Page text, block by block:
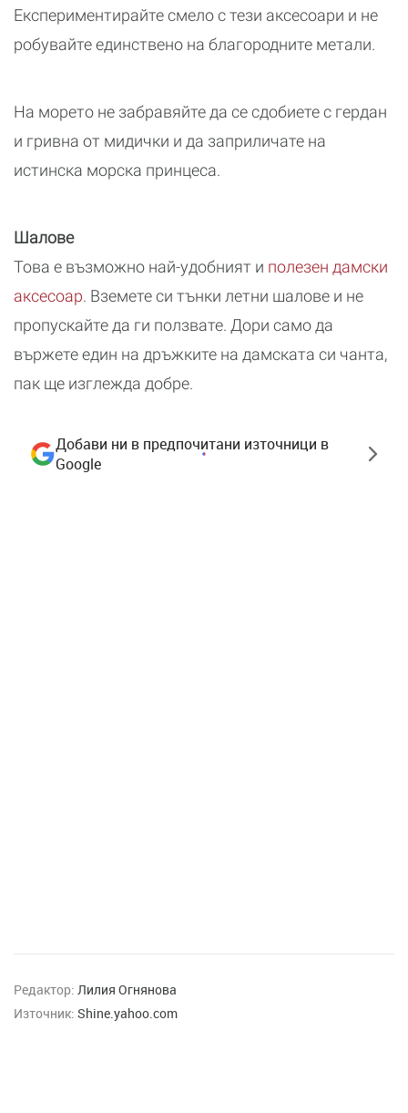
Експериментирайте смело с тези аксесоари и не
робувайте единствено на благородните метали.
На морето не забравяйте да се сдобиете с гердан
и гривна от мидички и да заприличате на
истинска морска принцеса.
Шалове
Това е възможно най-удобният и полезен дамски
аксесоар. Вземете си тънки летни шалове и не
пропускайте да ги ползвате. Дори само да
вържете един на дръжките на дамската си чанта,
пак ще изглежда добре.
Добави ни в предпочитани източници в
Google
Редактор: Лилия Огнянова
Източник: Shine.yahoo.com